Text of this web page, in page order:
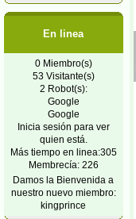
En linea
0 Miembro(s)
53 Visitante(s)
2 Robot(s):
Google
Google
Inicia sesión para ver
quien está.
Más tiempo en linea:305
Membrecía: 226
Damos la Bienvenida a
nuestro nuevo miembro:
kingprince